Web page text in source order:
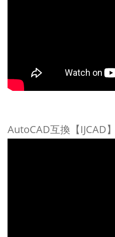
AutoCAD互換【IJCAD